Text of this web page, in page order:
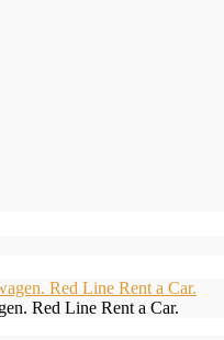
Red Line Rent a Car.